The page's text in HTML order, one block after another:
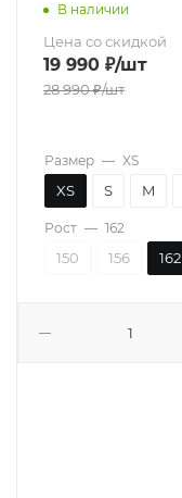
В наличии
Цена со скидкой
19 990 ₽/шт
28 990₽/шт
Размер — XS
XS S M
Рост — 162
150 156 162